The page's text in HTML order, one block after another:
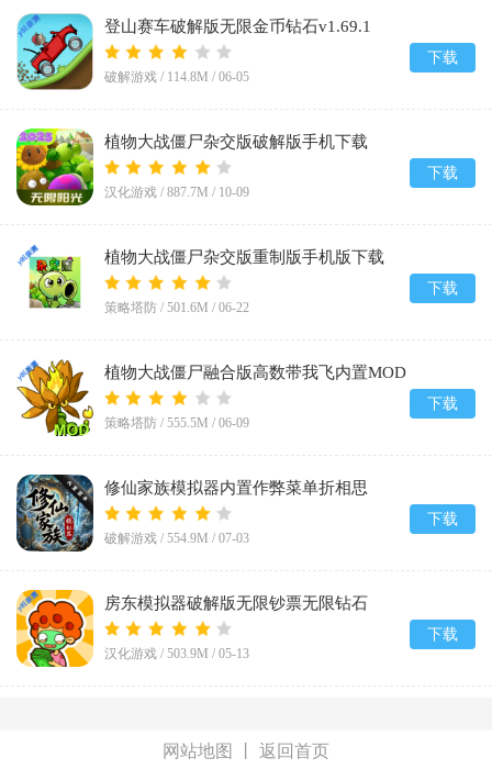
登山赛车破解版无限金币钻石v1.69.1
破解游戏 / 114.8M / 06-05
下载
植物大战僵尸杂交版破解版手机下载
(Plants vs Zombies Super Hybrid)v3.12
汉化游戏 / 887.7M / 10-09
下载
植物大战僵尸杂交版重制版手机版下载
v0.23.0.0
策略塔防 / 501.6M / 06-22
下载
植物大战僵尸融合版高数带我飞内置MOD
菜单(PlantsVsZombiesRH-Mod)v3.7
策略塔防 / 555.5M / 06-09
下载
修仙家族模拟器内置作弊菜单折相思
v10.1.5
破解游戏 / 554.9M / 07-03
下载
房东模拟器破解版无限钞票无限钻石
v1.87.5.2
汉化游戏 / 503.9M / 05-13
下载
网站地图 返回首页